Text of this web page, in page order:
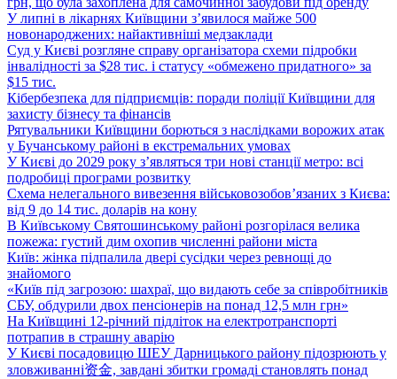
У липні в лікарнях Київщини з’явилося майже 500
новонароджених: найактивніші медзаклади
Суд у Києві розгляне справу організатора схеми підробки
інвалідності за $28 тис. і статусу «обмежено придатного» за
$15 тис.
Кібербезпека для підприємців: поради поліції Київщини для
захисту бізнесу та фінансів
Рятувальники Київщини борються з наслідками ворожих атак
у Бучанському районі в екстремальних умовах
У Києві до 2029 року з’являться три нові станції метро: всі
подробиці програми розвитку
Схема нелегального вивезення військовозобов’язаних з Києва:
від 9 до 14 тис. доларів на кону
В Київському Святошинському районі розгорілася велика
пожежа: густий дим охопив численні райони міста
Київ: жінка підпалила двері сусідки через ревнощі до
знайомого
«Київ під загрозою: шахраї, що видають себе за співробітників
СБУ, обдурили двох пенсіонерів на понад 12,5 млн грн»
На Київщині 12-річний підліток на електротранспорті
потрапив в страшну аварію
У Києві посадовицю ШЕУ Дарницького району підозрюють у
зловживанні资金, завдані збитки громаді становлять понад